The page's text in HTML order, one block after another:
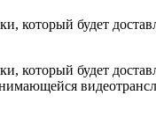
который будет
который будет